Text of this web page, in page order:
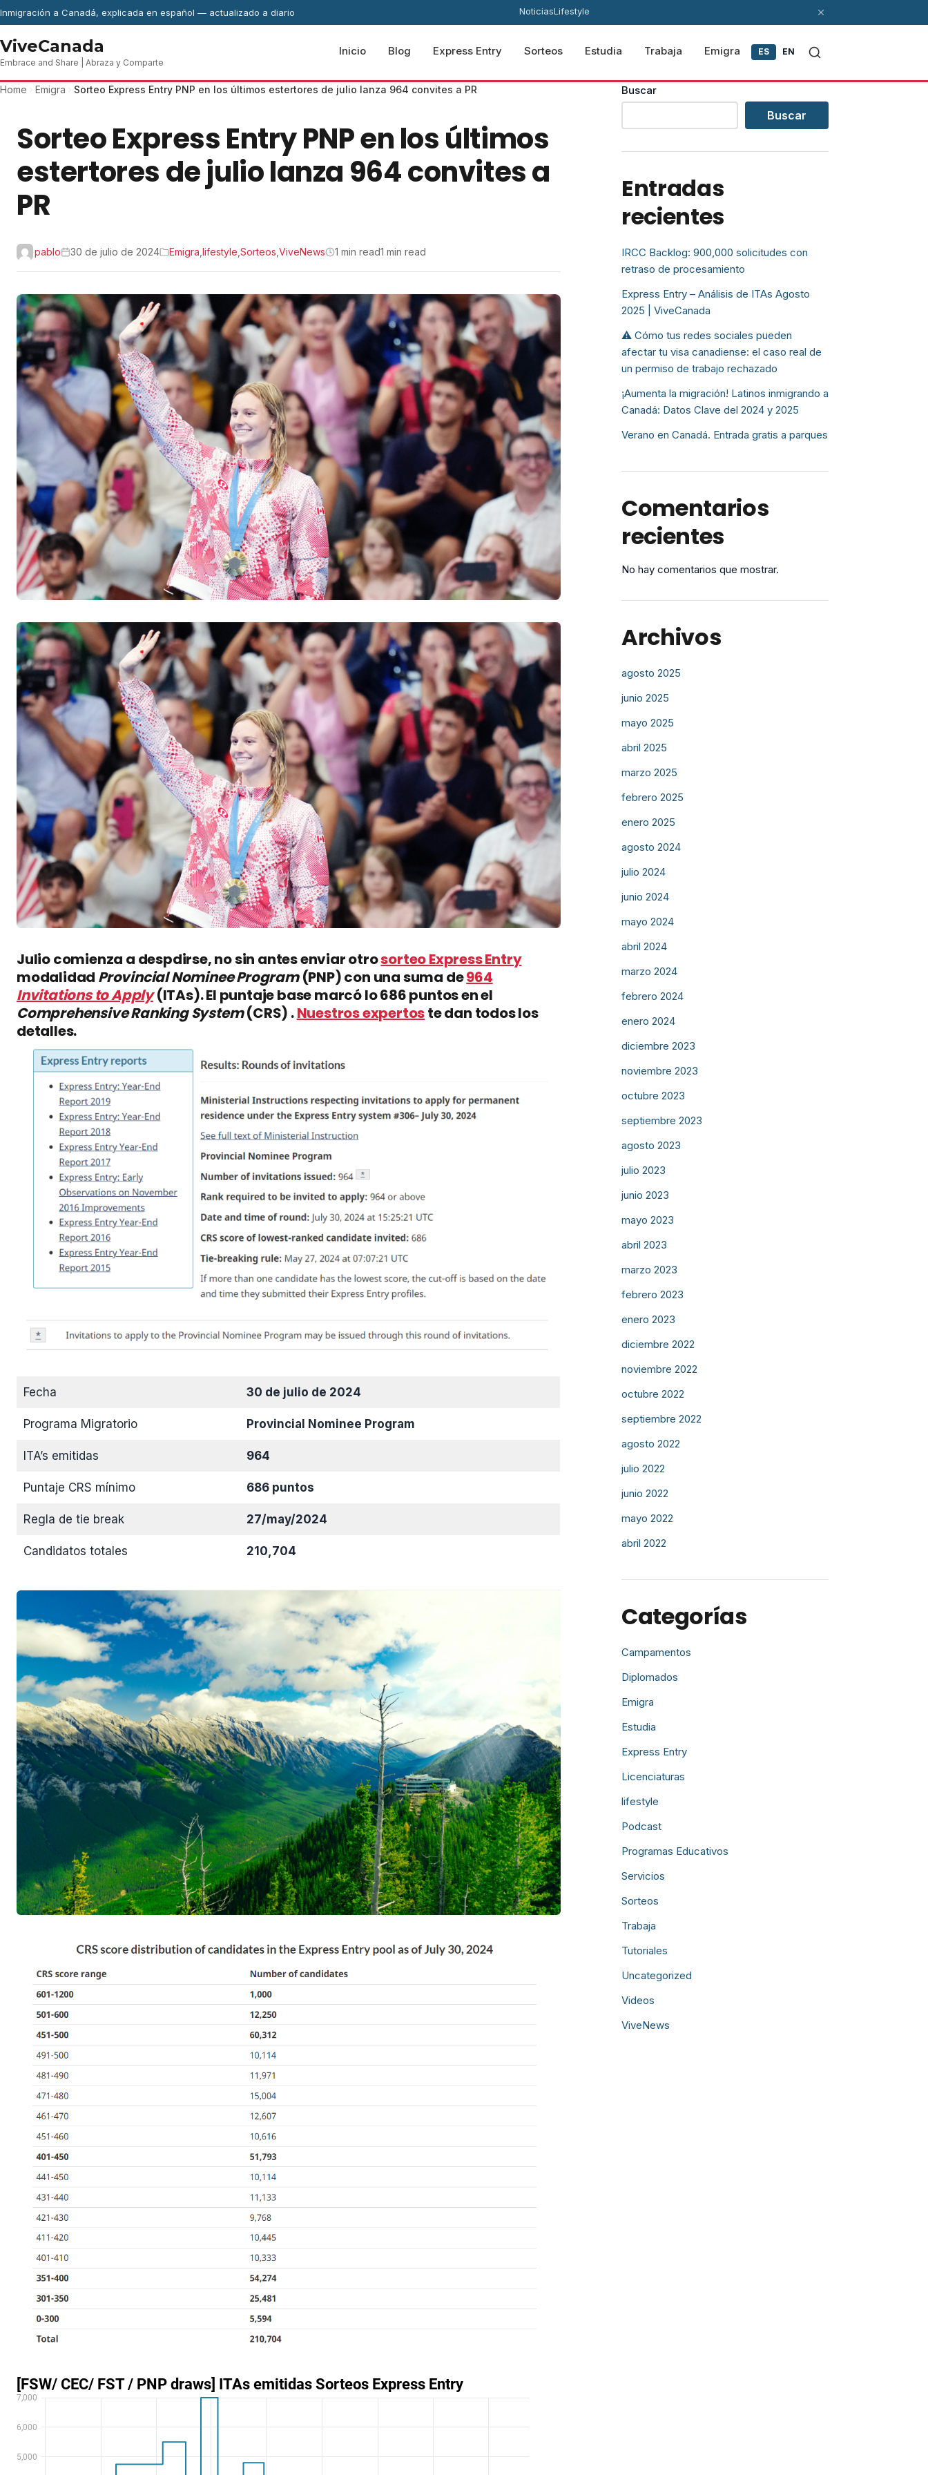
Skip to content
Inmigración a Canadá, explicada en español — actualizado a diario NoticiasLifestyle
ViveCanada
Embrace and Share | Abraza y Comparte
Inicio Blog Express Entry Sorteos Estudia Trabaja Emigra ES EN
Home Emigra Sorteo Express Entry PNP en los últimos estertores de julio lanza 964 convites a PR
Sorteo Express Entry PNP en los últimos
estertores de julio lanza 964 convites a
PR
pablo 30 de julio de 2024 Emigra lifestyle Sorteos ViveNews 1 min read1 min read
Julio comienza a despdirse, no sin antes enviar otrosorteo Express Entry
modalidad Provincial Nominee Program(PNP) con una suma de964
Invitations to Apply(ITAs). El puntaje base marcó lo 686 puntos en el
Comprehensive Ranking System(CRS) .Nuestros expertoste dan todos los
detalles.
Fecha 30 de julio de 2024
Programa Migratorio Provincial Nominee Program
ITA’s emitidas 964
Puntaje CRS mínimo 686 puntos
Regla de tie break 27/may/2024
Candidatos totales 210,704
Buscar
Buscar
Entradas
recientes
IRCC Backlog: 900,000 solicitudes con
retraso de procesamiento
Express Entry – Análisis de ITAs Agosto
2025 | ViveCanada
⚠️ Cómo tus redes sociales pueden
afectar tu visa canadiense: el caso real de
un permiso de trabajo rechazado
¡Aumenta la migración! Latinos inmigrando a
Canadá: Datos Clave del 2024 y 2025
Verano en Canadá. Entrada gratis a parques
Comentarios
recientes
No hay comentarios que mostrar.
Archivos
agosto 2025
junio 2025
mayo 2025
abril 2025
marzo 2025
febrero 2025
enero 2025
agosto 2024
julio 2024
junio 2024
mayo 2024
abril 2024
marzo 2024
febrero 2024
enero 2024
diciembre 2023
noviembre 2023
octubre 2023
septiembre 2023
agosto 2023
julio 2023
junio 2023
mayo 2023
abril 2023
marzo 2023
febrero 2023
enero 2023
diciembre 2022
noviembre 2022
octubre 2022
septiembre 2022
agosto 2022
julio 2022
junio 2022
mayo 2022
abril 2022
Categorías
Campamentos
Diplomados
Emigra
Estudia
Express Entry
Licenciaturas
lifestyle
Podcast
Programas Educativos
Servicios
Sorteos
Trabaja
Tutoriales
Uncategorized
Videos
ViveNews